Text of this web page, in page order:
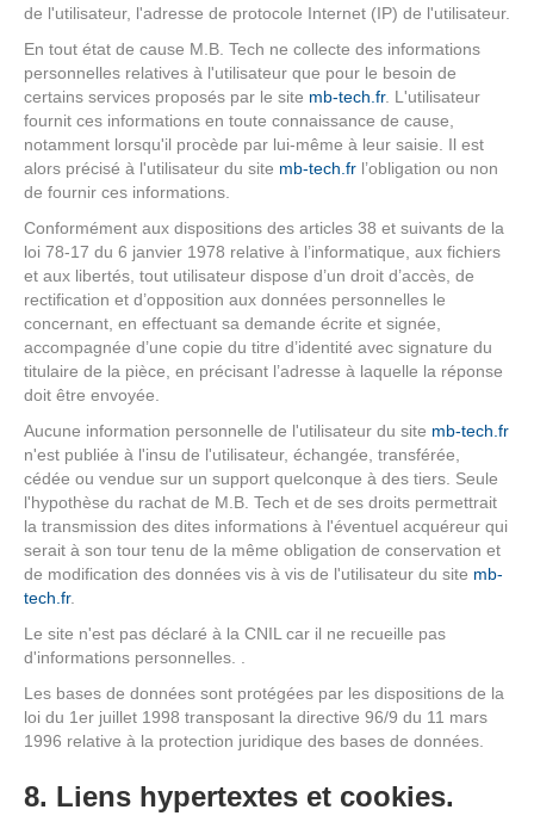
de l'utilisateur, l'adresse de protocole Internet (IP) de l'utilisateur.
En tout état de cause M.B. Tech ne collecte des informations
personnelles relatives à l'utilisateur que pour le besoin de
certains services proposés par le site mb-tech.fr. L'utilisateur
fournit ces informations en toute connaissance de cause,
notamment lorsqu'il procède par lui-même à leur saisie. Il est
alors précisé à l'utilisateur du site mb-tech.fr l’obligation ou non
de fournir ces informations.
Conformément aux dispositions des articles 38 et suivants de la
loi 78-17 du 6 janvier 1978 relative à l’informatique, aux fichiers
et aux libertés, tout utilisateur dispose d’un droit d’accès, de
rectification et d’opposition aux données personnelles le
concernant, en effectuant sa demande écrite et signée,
accompagnée d’une copie du titre d’identité avec signature du
titulaire de la pièce, en précisant l’adresse à laquelle la réponse
doit être envoyée.
Aucune information personnelle de l'utilisateur du site mb-tech.fr
n'est publiée à l'insu de l'utilisateur, échangée, transférée,
cédée ou vendue sur un support quelconque à des tiers. Seule
l'hypothèse du rachat de M.B. Tech et de ses droits permettrait
la transmission des dites informations à l'éventuel acquéreur qui
serait à son tour tenu de la même obligation de conservation et
de modification des données vis à vis de l'utilisateur du site mb-
tech.fr.
Le site n'est pas déclaré à la CNIL car il ne recueille pas
d'informations personnelles. .
Les bases de données sont protégées par les dispositions de la
loi du 1er juillet 1998 transposant la directive 96/9 du 11 mars
1996 relative à la protection juridique des bases de données.
8. Liens hypertextes et cookies.